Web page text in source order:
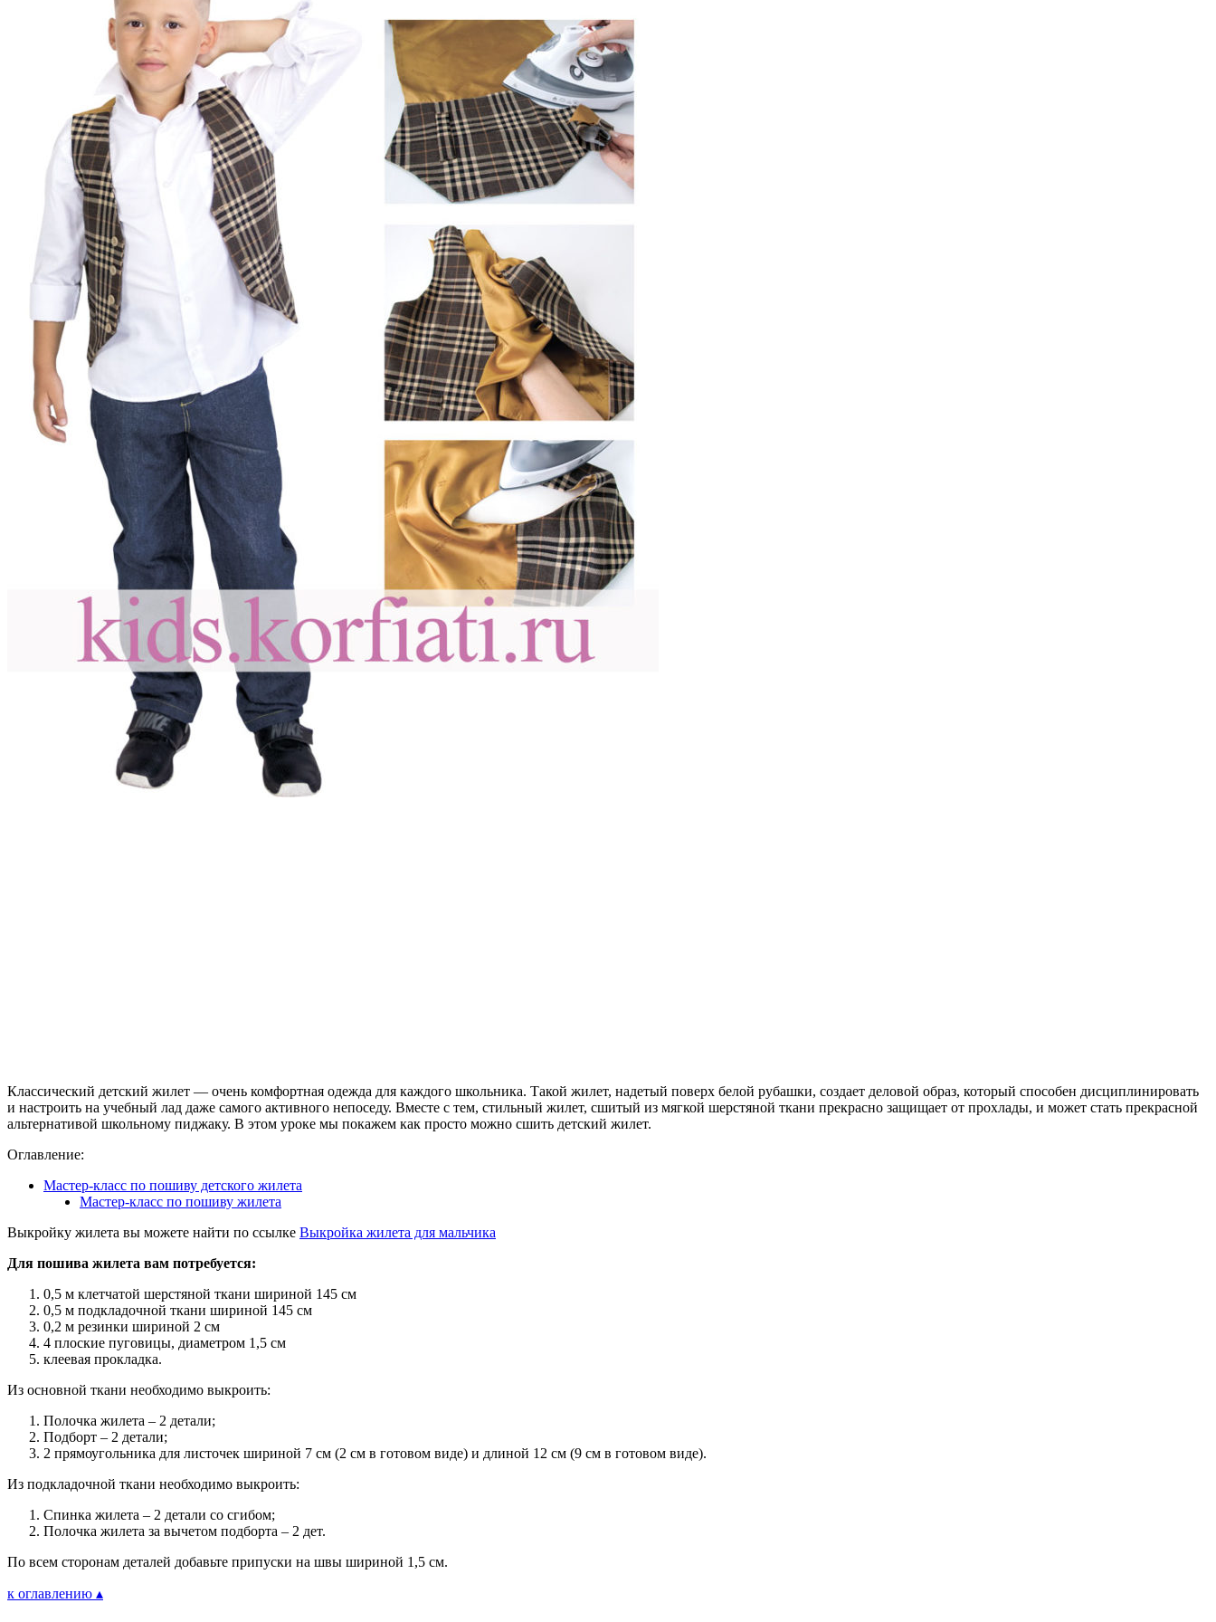
Классический детский жилет — очень комфортная одежда для каждого школьника. Такой жилет, надетый поверх белой рубашки, создает деловой образ, который способен дисциплинировать
и настроить на учебный лад даже самого активного непоседу. Вместе с тем, стильный жилет, сшитый из мягкой шерстяной ткани прекрасно защищает от прохлады, и может стать прекрасной
альтернативой школьному пиджаку. В этом уроке мы покажем как просто можно сшить детский жилет.
Оглавление:
Мастер-класс по пошиву детского жилета
Мастер-класс по пошиву жилета
Выкройку жилета вы можете найти по ссылке Выкройка жилета для мальчика
Для пошива жилета вам потребуется:
0,5 м клетчатой шерстяной ткани шириной 145 см
0,5 м подкладочной ткани шириной 145 см
0,2 м резинки шириной 2 см
4 плоские пуговицы, диаметром 1,5 см
клеевая прокладка.
Из основной ткани необходимо выкроить:
Полочка жилета – 2 детали;
Подборт – 2 детали;
2 прямоугольника для листочек шириной 7 см (2 см в готовом виде) и длиной 12 см (9 см в готовом виде).
Из подкладочной ткани необходимо выкроить:
Спинка жилета – 2 детали со сгибом;
Полочка жилета за вычетом подборта – 2 дет.
По всем сторонам деталей добавьте припуски на швы шириной 1,5 см.
к оглавлению ▴